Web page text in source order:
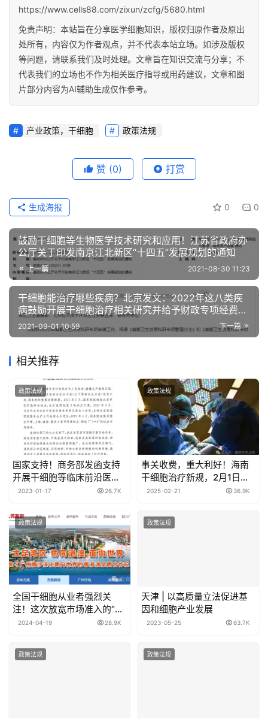
https://www.cells88.com/zixun/zcfg/5680.html
免责声明：本站旨在分享医学细胞知识，版权归原作者及原出
处所有，内容仅为作者观点，并不代表本站立场。如涉及版权
等问题，请联系我们及时处理。文章旨在知识交流与分享；不
代表我们的立场也不作为相关医疗指导或用药建议，文章和图
片部分内容为AI辅助生成仅作参考。
产业政策，干细胞 政策法规
赞 (0) 打赏
0 0
生成海报
鼓励干细胞等生物医学技术研究和应用！江苏省政府办
公厅关于印发南京江北新区“十四五”发展规划的通知
上一篇 2021-08-30 11:23
干细胞能治疗哪些疾病？北京发文：2022年这八类疾
病鼓励开展干细胞治疗相关研究并给予财政专项经费资
助
下一篇
2021-09-01 10:59
相关推荐
政策法规
国家支持！商务部发函支持
开展干细胞等临床前沿医疗
技术研究及产业链培育
2023-01-17 26.7K
政策法规
事关收费，重大利好！海南
干细胞治疗新规，2月1日正
式施行
2025-02-21 36.9K
政策法规
全国干细胞从业者强烈关
注！这次放宽市场准入的“限
制类细胞移植治疗技术”，指
技术和异体造血干细胞移植
技术
2024-04-19 28.9K
政策法规
天津 | 以高质量立法促进基
因和细胞产业发展
2023-05-25 63.7K
政策法规 政策法规